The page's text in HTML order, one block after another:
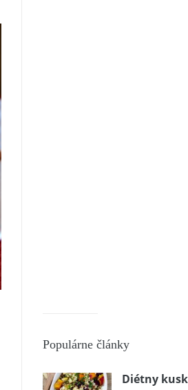
Populárne články
Diétny